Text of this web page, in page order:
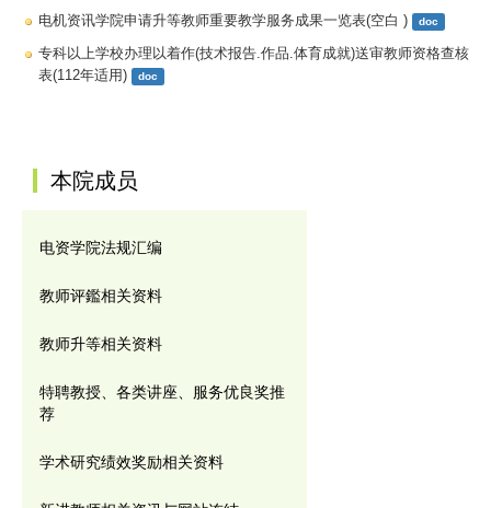
电机资讯学院申请升等教师重要教学服务成果一览表(空白 ) doc
专科以上学校办理以着作(技术报告.作品.体育成就)送审教师资格查核
表(112年适用)
doc
本院成员
电资学院法规汇编
教师评鑑相关资料
教师升等相关资料
特聘教授、各类讲座、服务优良奖推
荐
学术研究绩效奖励相关资料